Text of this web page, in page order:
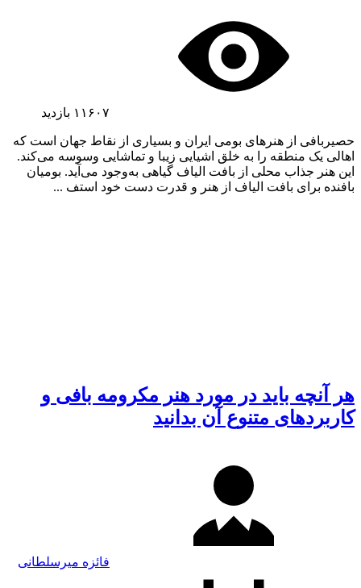
۱۱۶۰۷ بازدید
حصیربافی از هنرهای بومی ایران و بسیاری از نقاط جهان است که
اهالی یک منطقه را به خلق اشیایی زیبا و تماشایی وسوسه می‌کند.
این هنر جذاب محلی از بافت الیاف گیاهی به‌وجود می‌آید. بومیان
بافنده برای بافت الیاف از هنر و قدرت دست خود استف ...
هر آنچه باید در مورد هنر مکرومه بافی و
کاربرد‌های متنوع آن بدانید
فائزه میرسلطانی